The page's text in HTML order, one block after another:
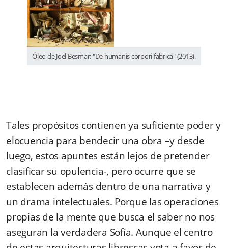
Óleo de Joel Besmar: "De humanis corpori fabrica" (2013).
Tales propósitos contienen ya suficiente poder y
elocuencia para bendecir una obra –y desde
luego, estos apuntes están lejos de pretender
clasificar su opulencia-, pero ocurre que se
establecen además dentro de una narrativa y
un drama intelectuales. Porque las operaciones
propias de la mente que busca el saber no nos
aseguran la verdadera Sofía. Aunque el centro